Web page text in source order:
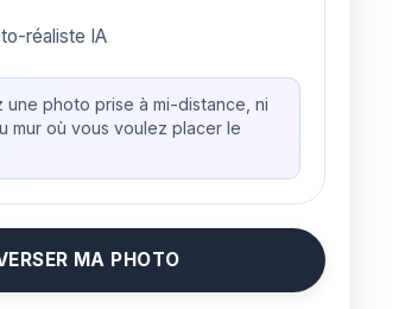
réaliste IA
une photo prise à mi-distance, ni
mur où vous voulez placer le
MA PHOTO